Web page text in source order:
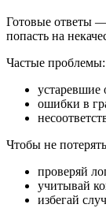
Готовые ответы
попасть на
Частые проблемы:
устаревшие
ошибки в
Чтобы не
проверяй
учитывай
избегай